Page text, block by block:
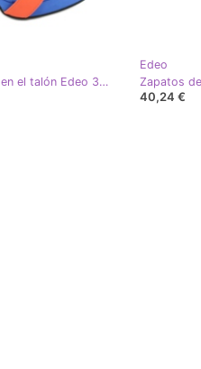
Sandalias altas de piel en el talón Edeo 3338 azul naranja rosa amarillo
Edeo
40,24 €